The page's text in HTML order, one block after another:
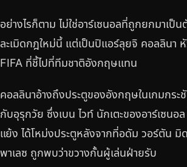
อย่างไรก็ตาม ไม่ใช่อาร์เซนอลที่ถูกยกมาเป็
ละเมิดกฎใหม่นี้ แต่เป็นปิแอร์ลุยจิ คอลลินา
FIFA ที่ชี้ไปที่ทีมชาติอังกฤษแทน
คอลลินาอ้างถึงประตูของอังกฤษในเกมกระ
กับอุรุกวัย ซึ่งเบน ไวท์ นักเตะของอาร์เซนอ
แย้ง ได้โหม่งประตูหลังจากที่อดัม วอร์ตัน
พาเลซ ถูกพบว่าขวางกั้นผู้เล่นฝ่ายรับ